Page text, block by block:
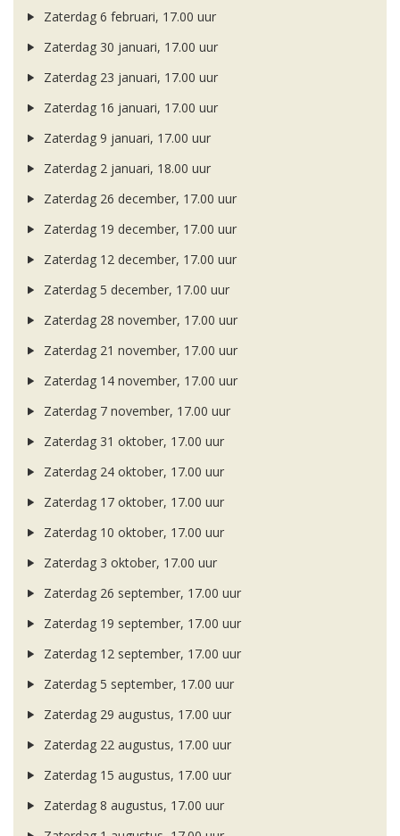
Zaterdag 6 februari, 17.00 uur
Zaterdag 30 januari, 17.00 uur
Zaterdag 23 januari, 17.00 uur
Zaterdag 16 januari, 17.00 uur
Zaterdag 9 januari, 17.00 uur
Zaterdag 2 januari, 18.00 uur
Zaterdag 26 december, 17.00 uur
Zaterdag 19 december, 17.00 uur
Zaterdag 12 december, 17.00 uur
Zaterdag 5 december, 17.00 uur
Zaterdag 28 november, 17.00 uur
Zaterdag 21 november, 17.00 uur
Zaterdag 14 november, 17.00 uur
Zaterdag 7 november, 17.00 uur
Zaterdag 31 oktober, 17.00 uur
Zaterdag 24 oktober, 17.00 uur
Zaterdag 17 oktober, 17.00 uur
Zaterdag 10 oktober, 17.00 uur
Zaterdag 3 oktober, 17.00 uur
Zaterdag 26 september, 17.00 uur
Zaterdag 19 september, 17.00 uur
Zaterdag 12 september, 17.00 uur
Zaterdag 5 september, 17.00 uur
Zaterdag 29 augustus, 17.00 uur
Zaterdag 22 augustus, 17.00 uur
Zaterdag 15 augustus, 17.00 uur
Zaterdag 8 augustus, 17.00 uur